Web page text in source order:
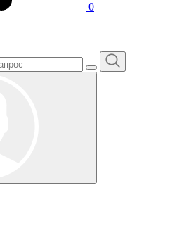
0